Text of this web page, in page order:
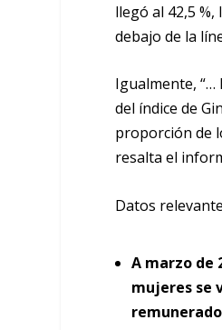
llegó al 42,5
debajo de la
Igualmente, “…
del índice de
proporción de
resalta el
Datos
A marzo de
mujeres se